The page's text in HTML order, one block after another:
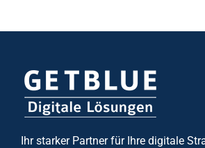
Ihr starker Partner für Ihre digitale